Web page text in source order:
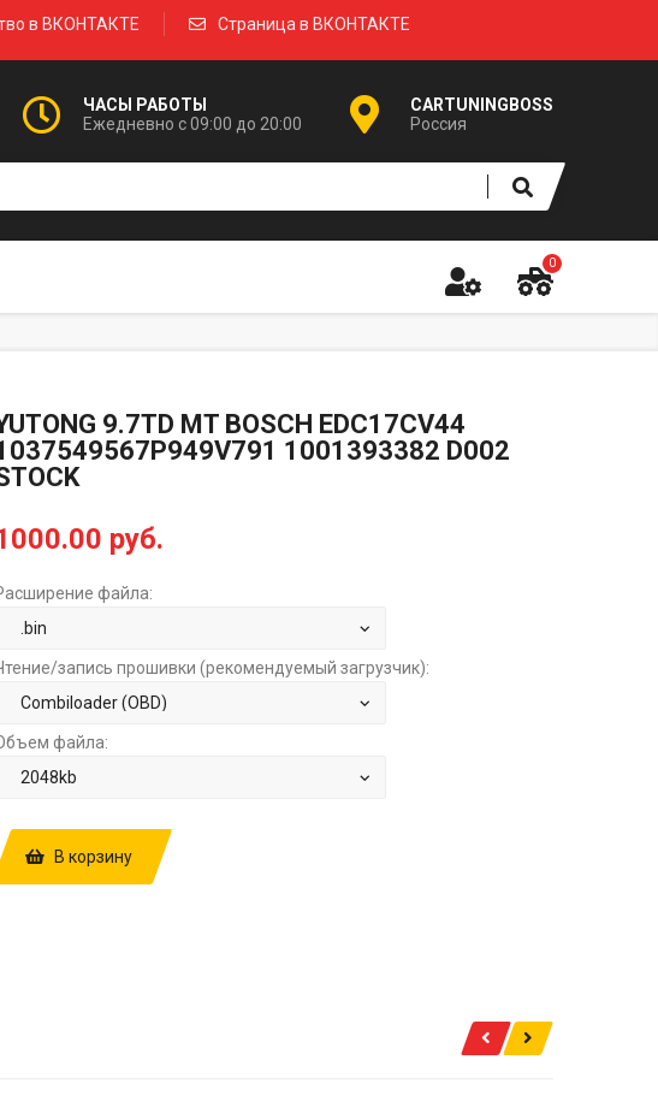
в ВКОНТАКТЕ
Страница в ВКОНТАКТЕ
ЧАСЫ РАБОТЫ
Ежедневно с 09:00 до 20:00
CARTUNINGBOSS
Россия
0
9.7TD MT BOSCH EDC17CV44
1001393382 D002
руб.
файла:
запись прошивки (рекомендуемый загрузчик):
файла:
В корзину